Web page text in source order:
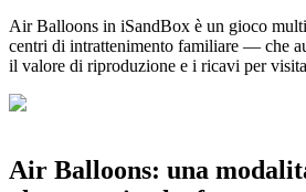
Air Balloons in iSandBox è un gioco
centri di intrattenimento familiare — che
il valore di riproduzione e i ricavi per
Air Balloons: una